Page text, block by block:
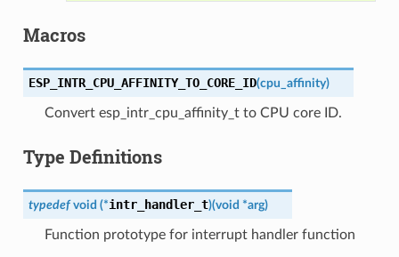
Macros
ESP_INTR_CPU_AFFINITY_TO_CORE_ID(cpu_affinity)
Convert esp_intr_cpu_affinity_t to CPU core ID.
Type Definitions
typedef void (*intr_handler_t)(void *arg)
Function prototype for interrupt handler function